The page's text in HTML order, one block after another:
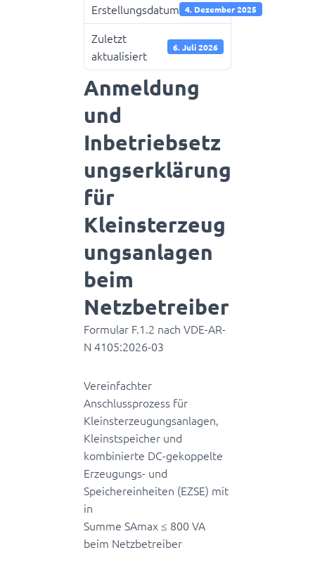
Erstellungsdatum 4. Dezember 2025
Zuletzt
aktualisiert
6. Juli 2026
Anmeldung
und
Inbetriebsetz
ungserklärung
für
Kleinsterzeug
ungsanlagen
beim
Netzbetreiber
Formular F.1.2 nach VDE-AR-
N 4105:2026-03
Vereinfachter
Anschlussprozess für
Kleinsterzeugungsanlagen,
Kleinstspeicher und
kombinierte DC-gekoppelte
Erzeugungs- und
Speichereinheiten (EZSE) mit
in
Summe SAmax ≤ 800 VA
beim Netzbetreiber